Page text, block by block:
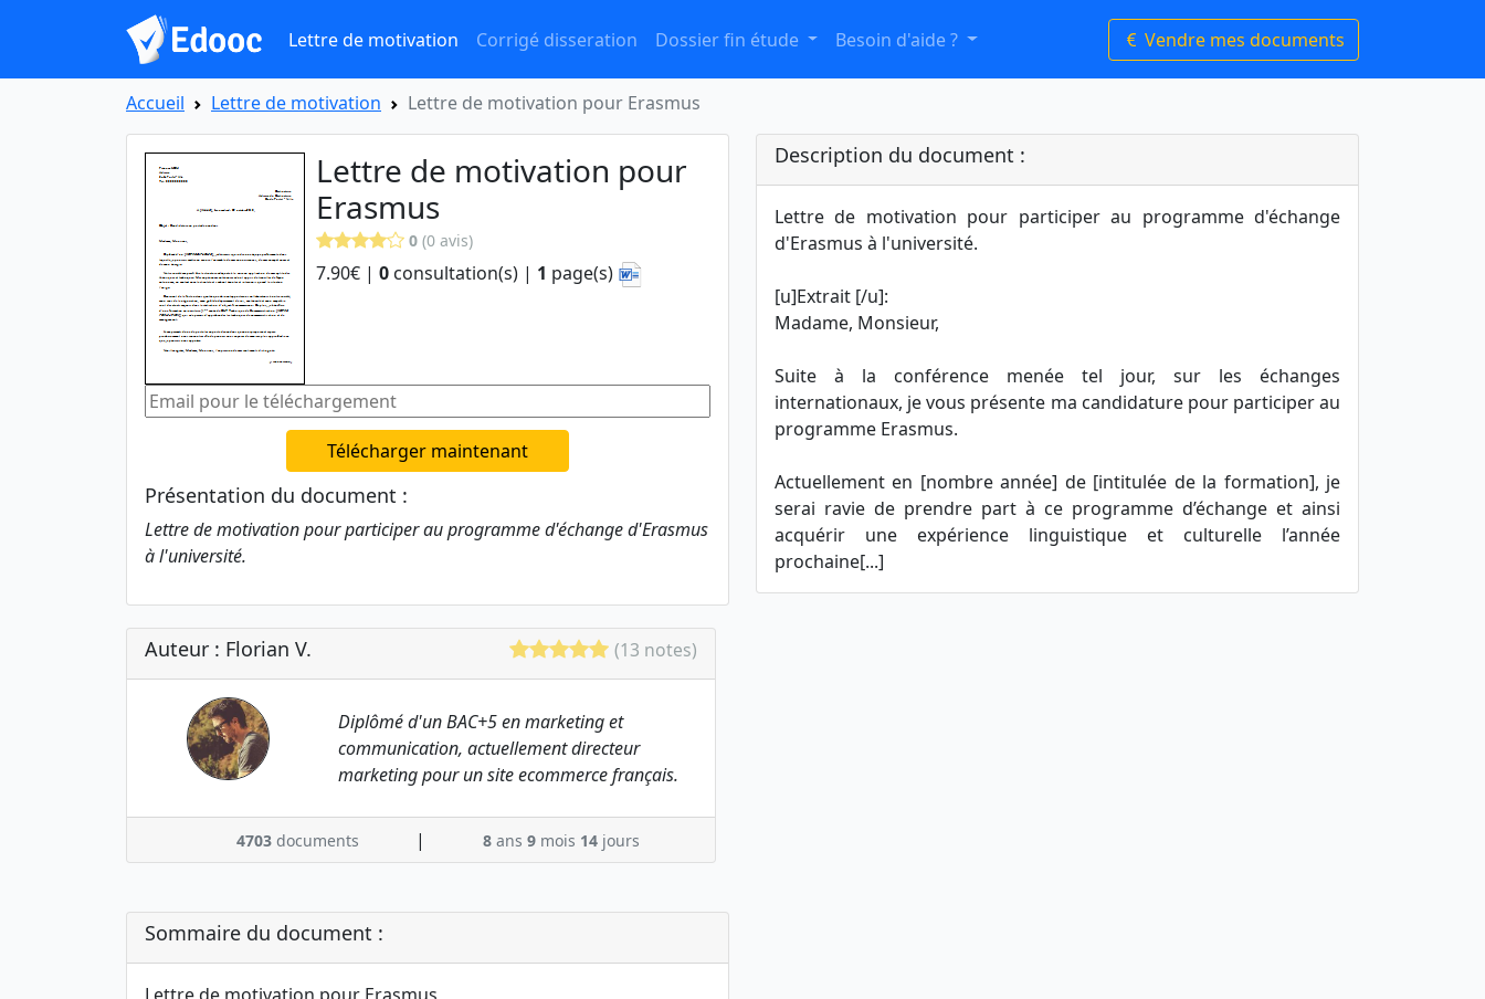
Lettre de motivation Corrigé disseration Dossier fin étude Besoin d'aide ? Vendre mes documents
Accueil Lettre de motivation Lettre de motivation pour Erasmus
Lettre de motivation pour
Erasmus
0 (0 avis)
7.90€ | 0 consultation(s) | 1 page(s)
Télécharger maintenant
Présentation du document :
Lettre de motivation pour participer au programme d'échange d'Erasmus
à l'université.
Description du document :
Lettre de motivation pour participer au programme d'échange
d'Erasmus à l'université.
[u]Extrait [/u]:
Madame, Monsieur,
Suite à la conférence menée tel jour, sur les échanges
internationaux, je vous présente ma candidature pour participer au
programme Erasmus.
Actuellement en [nombre année] de [intitulée de la formation], je
serai ravie de prendre part à ce programme d’échange et ainsi
acquérir une expérience linguistique et culturelle l’année
prochaine[...]
Auteur : Florian V. (13 notes)
Diplômé d'un BAC+5 en marketing et
communication, actuellement directeur
marketing pour un site ecommerce français.
4703 documents | 8ans 9mois 14jours
Sommaire du document :